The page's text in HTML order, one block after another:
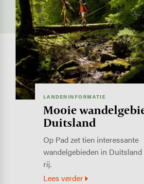
Image
LANDENINFORMATIE
Mooie
Duitsland
Op Pad zet tien interessante
wandelgebieden in
rij.
Lees verder